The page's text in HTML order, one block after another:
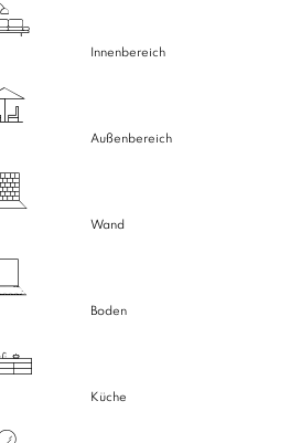
Innenbereich
Außenbereich
Wand
Boden
Küche